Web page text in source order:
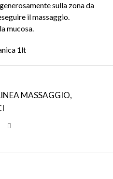
sulla zona da
il massaggio.
mucosa.
1lt
MASSAGGIO,